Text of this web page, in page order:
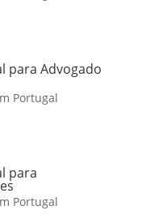
para Advogado
Portugal
para
Portugal